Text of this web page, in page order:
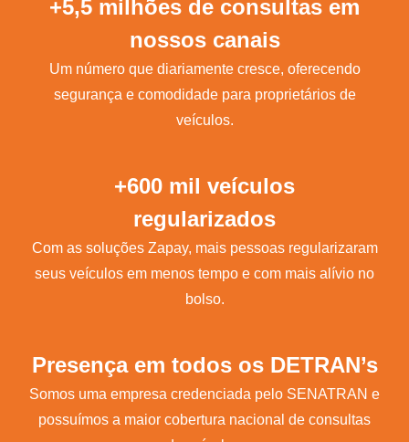
+5,5 milhões de consultas em
nossos canais
Um número que diariamente cresce, oferecendo
segurança e comodidade para proprietários de
veículos.
+600 mil veículos
regularizados
Com as soluções Zapay, mais pessoas regularizaram
seus veículos em menos tempo e com mais alívio no
bolso.
Presença em todos os DETRAN’s
Somos uma empresa credenciada pelo SENATRAN e
possuímos a maior cobertura nacional de consultas